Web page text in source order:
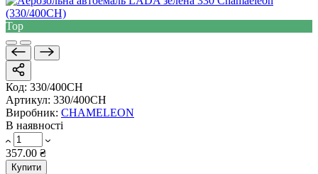
Top
Код: 330/400CH
Артикул: 330/400CH
Виробник: CHAMELEON
В наявності
357.00 ₴
Купити